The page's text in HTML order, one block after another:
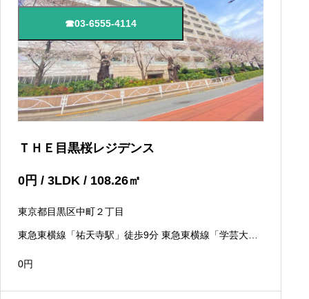
☎03-6555-4114
ＴＨＥ目黒桜レジデンス
0 円 / 3LDK / 108.26㎡
東京都目黒区中町２丁目
東急東横線「祐天寺駅」徒歩9分 東急東横線「学芸大学
0円